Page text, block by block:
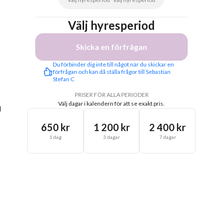
Välj hyresperiod
Skicka en förfrågan
Du förbinder dig inte till något när du skickar en
förfrågan och kan då ställa frågor till Sebastian
Stefan C
PRISER FÖR ALLA PERIODER
Välj dagar i kalendern för att se exakt pris.
650 kr
1 dag
1 200 kr
3 dagar
2 400 kr
7 dagar